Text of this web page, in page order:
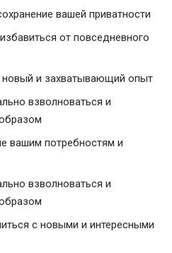
вашей приватности
от повседневного
и захватывающий опыт
взволноваться и
вашим потребностям и
взволноваться и
с новыми и интересными